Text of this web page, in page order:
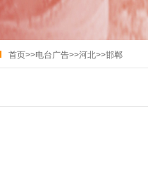
首页>>电台广告>>河北>>邯郸